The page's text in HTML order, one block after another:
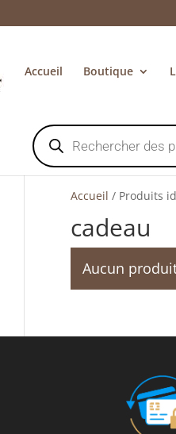
Accueil Boutique
Recherche
de
produits
Accueil / Produits
cadeau
Aucun